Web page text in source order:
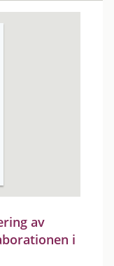
av
i